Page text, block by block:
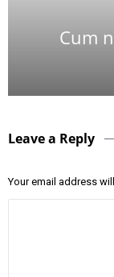
Cum
Leave a Reply
Your email address